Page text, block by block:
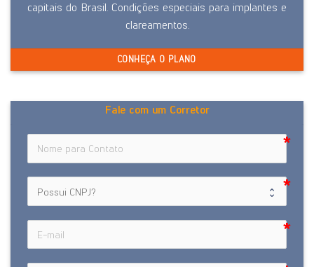
capitais do Brasil. Condições especiais para implantes e
clareamentos.
CONHEÇA O PLANO
Fale com um Corretor